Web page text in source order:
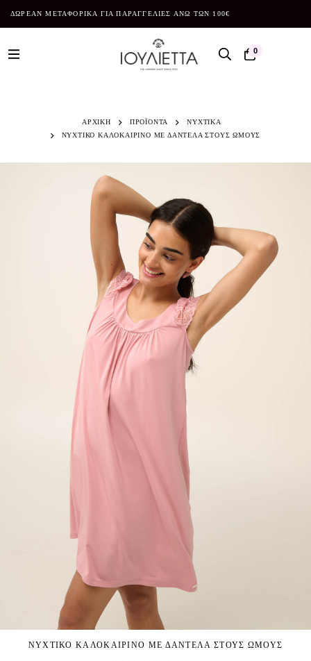
ΔΩΡΕΑΝ ΜΕΤΑΦΟΡΙΚΑ ΓΙΑ ΠΑΡΑΓΓΕΛΙΕΣ ΑΝΩ ΤΩΝ 100€
0
ΑΡΧΙΚΗ ΠΡΟΪΌΝΤΑ
ΝΥΧΤΙΚΑ
ΝΥΧΤΙΚΟ ΚΑΛΟΚΑΙΡΙΝΟ ΜΕ ΔΑΝΤΕΛΑ ΣΤΟΥΣ ΩΜΟΥΣ
ΝΥΧΤΙΚΟ ΚΑΛΟΚΑΙΡΙΝΟ ΜΕ ΔΑΝΤΕΛΑ ΣΤΟΥΣ ΩΜΟΥΣ